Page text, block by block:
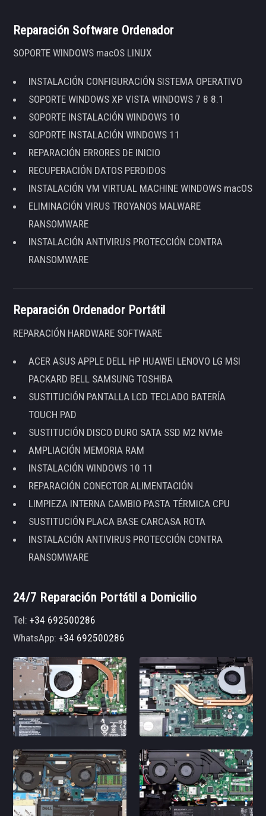
Reparación Software Ordenador
SOPORTE WINDOWS macOS LINUX
INSTALACIÓN CONFIGURACIÓN SISTEMA OPERATIVO
SOPORTE WINDOWS XP VISTA WINDOWS 7 8 8.1
SOPORTE INSTALACIÓN WINDOWS 10
SOPORTE INSTALACIÓN WINDOWS 11
REPARACIÓN ERRORES DE INICIO
RECUPERACIÓN DATOS PERDIDOS
INSTALACIÓN VM VIRTUAL MACHINE WINDOWS macOS
ELIMINACIÓN VIRUS TROYANOS MALWARE
RANSOMWARE
INSTALACIÓN ANTIVIRUS PROTECCIÓN CONTRA
RANSOMWARE
Reparación Ordenador Portátil
REPARACIÓN HARDWARE SOFTWARE
ACER ASUS APPLE DELL HP HUAWEI LENOVO LG MSI
PACKARD BELL SAMSUNG TOSHIBA
SUSTITUCIÓN PANTALLA LCD TECLADO BATERÍA
TOUCH PAD
SUSTITUCIÓN DISCO DURO SATA SSD M2 NVMe
AMPLIACIÓN MEMORIA RAM
INSTALACIÓN WINDOWS 10 11
REPARACIÓN CONECTOR ALIMENTACIÓN
LIMPIEZA INTERNA CAMBIO PASTA TÉRMICA CPU
SUSTITUCIÓN PLACA BASE CARCASA ROTA
INSTALACIÓN ANTIVIRUS PROTECCIÓN CONTRA
RANSOMWARE
24/7 Reparación Portátil a Domicilio
Tel:+34 692500286
WhatsApp:+34 692500286